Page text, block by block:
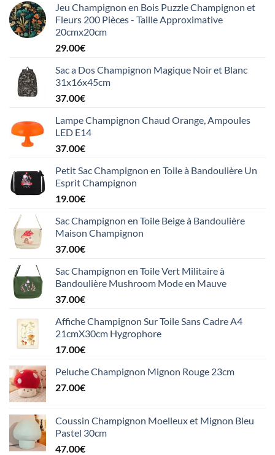
Jeu Champignon en Bois Puzzle Champignon et
Fleurs 200 Pièces - Taille Approximative
20cmx20cm
29.00€
Sac a Dos Champignon Magique Noir et Blanc
31x16x45cm
37.00€
Lampe Champignon Chaud Orange, Ampoules
LED E14
37.00€
Petit Sac Champignon en Toile à Bandoulière Un
Esprit Champignon
19.00€
Sac Champignon en Toile Beige à Bandoulière
Maison Champignon
37.00€
Sac Champignon en Toile Vert Militaire à
Bandoulière Mushroom Mode en Mauve
37.00€
Affiche Champignon Sur Toile Sans Cadre A4
21cmX30cm Hygrophore
17.00€
Peluche Champignon Mignon Rouge 23cm
27.00€
Coussin Champignon Moelleux et Mignon Bleu
Pastel 30cm
47.00€